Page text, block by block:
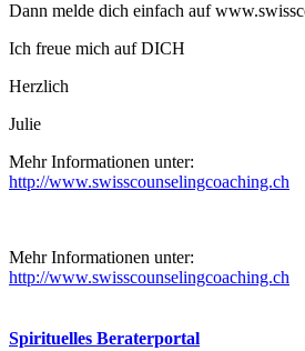
Dann melde dich einfach auf
Ich freue mich auf DICH
Herzlich
Julie
Mehr Informationen unter:
http://www.swisscounselingcoaching.ch
Mehr Informationen unter:
http://www.swisscounselingcoaching.ch
Spirituelles Beraterportal